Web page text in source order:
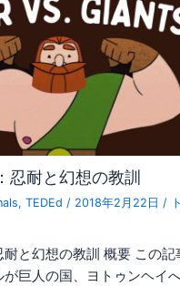
忍耐と幻想の教訓
,TEDEd / 2018年2月22日 /
耐と幻想の教訓 概要 この記
巨人の国、ヨトゥンヘイ